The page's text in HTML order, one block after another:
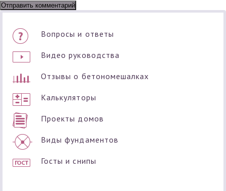
Вопросы и ответы
Видео руководства
Отзывы о бетономешалках
Калькуляторы
Проекты домов
Виды фундаментов
Госты и снипы